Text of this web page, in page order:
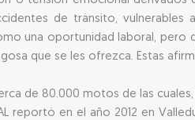
de tránsito,
una oportunidad laboral,
que se les ofrezca. Estas
de 80.000 motos de las
reportó en el año 2012 en